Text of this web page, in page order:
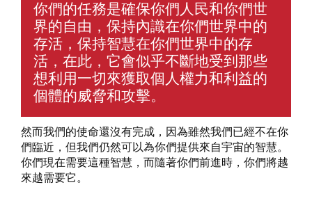
你們的任務是確保你們人民和你們世
界的自由，保持內識在你們世界中的
存活，保持智慧在你們世界中的存
活，在此，它會似乎不斷地受到那些
想利用一切來獲取個人權力和利益的
個體的威脅和攻擊。
然而我們的使命還沒有完成，因為雖然我們已經不在你
們臨近，但我們仍然可以為你們提供來自宇宙的智慧。
你們現在需要這種智慧，而隨著你們前進時，你們將越
來越需要它。